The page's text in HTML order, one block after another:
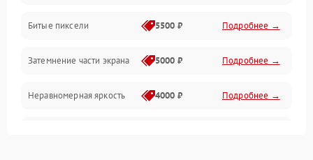
Механические повреждения
Программное обеспечение
Битые пиксели 5500 ₽ Подробнее →
Затемнение части экрана 5000 ₽ Подробнее →
Неравномерная яркость 4000 ₽ Подробнее →